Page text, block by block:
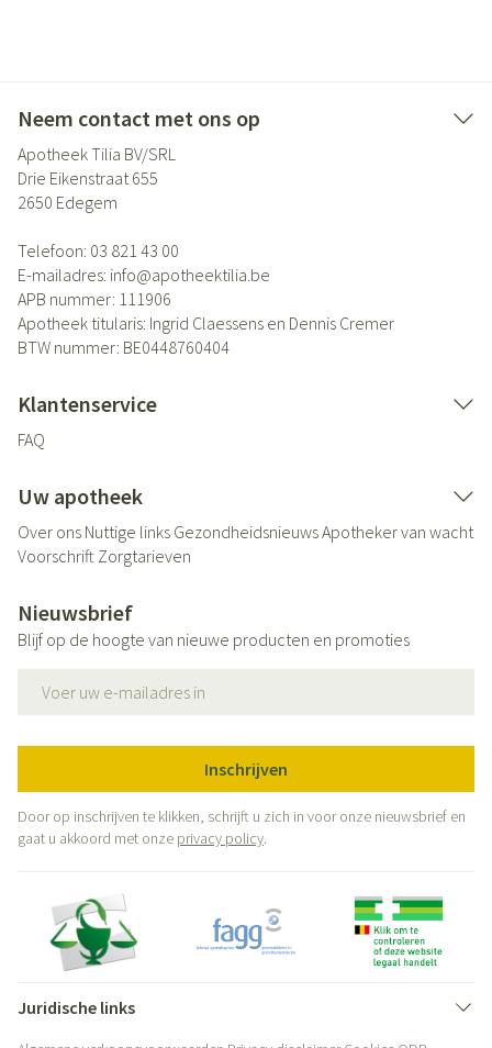
Neem contact met ons op
Apotheek Tilia BV/SRL
Drie Eikenstraat 655
2650 Edegem
Telefoon: 03 821 43 00
E-mailadres: info@apotheektilia.be
APB nummer: 111906
Apotheek titularis: Ingrid Claessens en Dennis Cremer
BTW nummer: BE0448760404
Klantenservice
FAQ
Uw apotheek
Over ons Nuttige links GezondheidsnieuwsApotheker van wacht
Voorschrift Zorgtarieven
Nieuwsbrief
Blijf op de hoogte van nieuwe producten en promoties
Inschrijven
Door op inschrijven te klikken, schrijft u zich in voor onze nieuwsbrief en
gaat u akkoord met onze privacy policy.
Juridische links